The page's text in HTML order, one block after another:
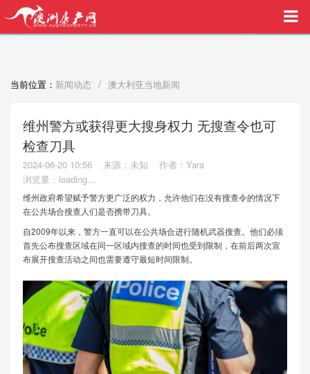
买家中介VIP服务，助您安心购房
当前位置： 新闻动态 / 澳大利亚当地新闻
维州警方或获得更大搜身权力 无搜查令也可
检查刀具
2024-06-20 10:56 来源：未知
作者：Yara
浏览量： loading...
维州政府希望赋予警方更广泛的权力，允许他们在没有搜查令的情况下
在公共场合搜查人们是否携带刀具。
自2009年以来，警方一直可以在公共场合进行随机武器搜查。他们必须
首先公布搜查区域在同一区域内搜查的时间也受到限制，在前后两次宣
布展开搜查活动之间也需要遵守最短时间限制。